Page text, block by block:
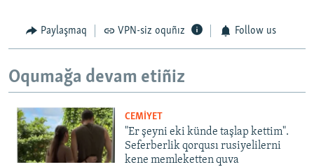
Paylaşmaq VPN-siz oquñız Follow us
Oqumağa devam etiñiz
CEMİYET
"Er şeyni eki künde taşlap kettim".
Seferberlik qorqusı rusiyelilerni
kene memleketten quva